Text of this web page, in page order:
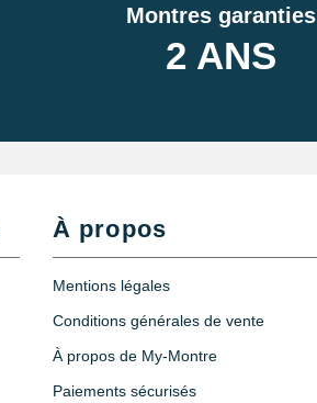
Montres garanties
2 ANS
À propos
Mentions légales
Conditions générales de vente
À propos de My-Montre
Paiements sécurisés